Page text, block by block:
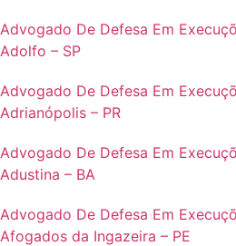
Advogado De Defesa Em
Adolfo – SP
Advogado De Defesa Em
Adrianópolis – PR
Advogado De Defesa Em
Adustina – BA
Advogado De Defesa Em
Afogados da Ingazeira – PE